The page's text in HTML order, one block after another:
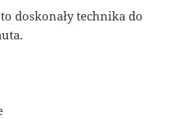
doskonały technika do